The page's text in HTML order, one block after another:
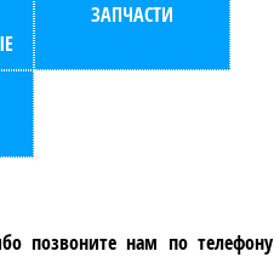
ЗАПЧАСТИ
позвоните нам по телефону